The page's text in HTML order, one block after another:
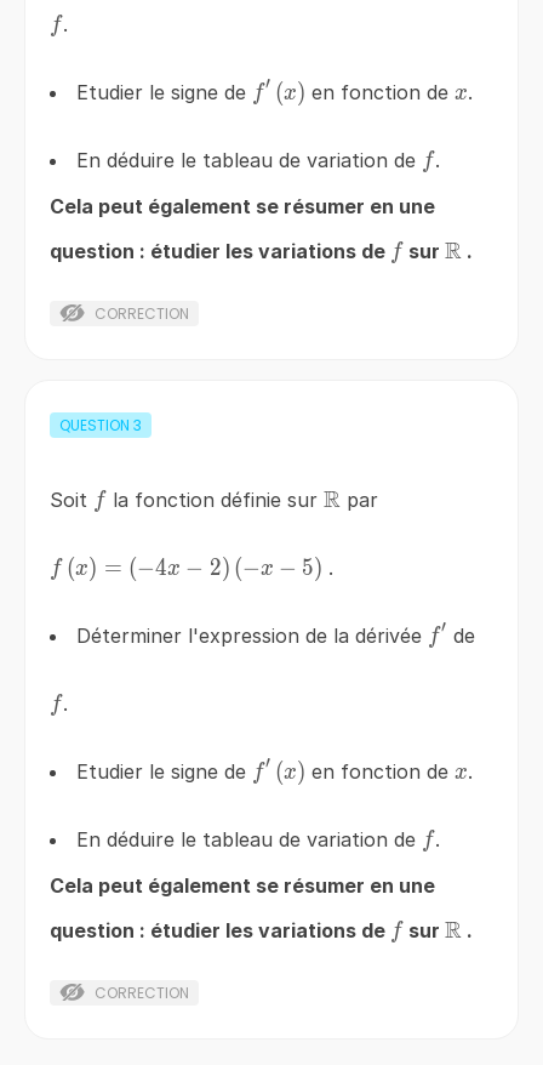
ff.
Etudier le signe de f'\left(x\right)
f′ (x) en fonction dex
x.
En déduire le tableau de variation de ff.
Cela peut également se résumer en une
question : étudier les variations de ff surR .
CORRECTION
QUESTION 3
Soit ff la fonction définie sur\mathbb{R}
R par
f\left(x\right)=\left(-4x-
f (x) = (−4x − 2) (−x − 5) .
Déterminer l'expression de la dérivée f'
f′ de
ff.
Etudier le signe de f'\left(x\right)
f′ (x) en fonction dex
x.
En déduire le tableau de variation de ff.
Cela peut également se résumer en une
question : étudier les variations de ff surR .
CORRECTION